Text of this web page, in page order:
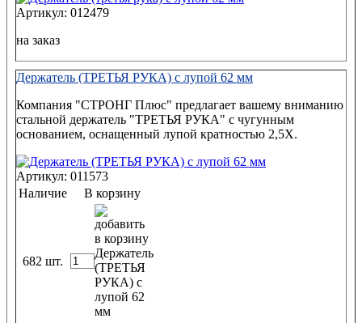
Артикул: 012479
на заказ
Держатель (ТРЕТЬЯ РУКА) с лупой 62 мм
Компания "СТРОНГ Плюс" предлагает вашему вниманию
стальной держатель "ТРЕТЬЯ РУКА" с чугунным
основанием, оснащенный лупой кратностью 2,5Х.
Артикул: 011573
Наличие
В корзину
682 шт.